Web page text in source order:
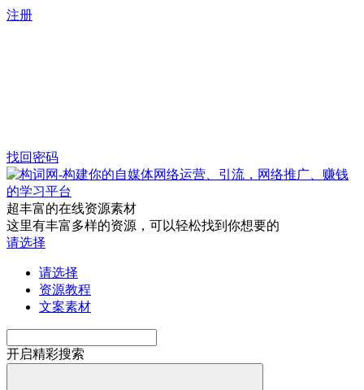
注册
找回密码
超丰富的在线资源素材
这里有丰富多样的资源，可以轻松找到你想要的
请选择
请选择
资源教程
文案素材
开启精彩搜索